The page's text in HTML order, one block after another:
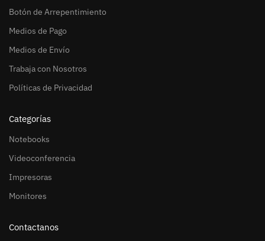
Botón de Arrepentimiento
Medios de Pago
Medios de Envío
Trabaja con Nosotros
Políticas de Privacidad
Categorías
Notebooks
Videoconferencia
Impresoras
Monitores
Contactanos